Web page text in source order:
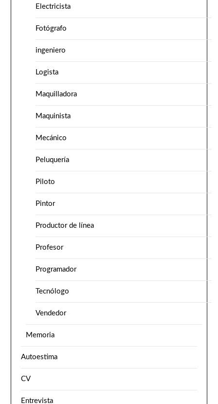
Electricista
Fotógrafo
ingeniero
Logista
Maquilladora
Maquinista
Mecánico
Peluquería
Piloto
Pintor
Productor de línea
Profesor
Programador
Tecnólogo
Vendedor
Memoria
Autoestima
CV
Entrevista